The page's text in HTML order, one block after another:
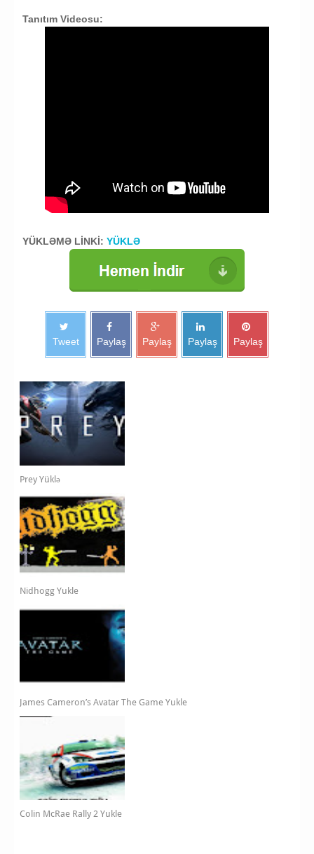
Tanıtım Videosu:
YÜKLƏMƏ LİNKİ: YÜKLƏ
Tweet Paylaş Paylaş Paylaş Paylaş
Prey Yüklə
Nidhogg Yukle
James Cameron’s Avatar The Game Yukle
Colin McRae Rally 2 Yukle